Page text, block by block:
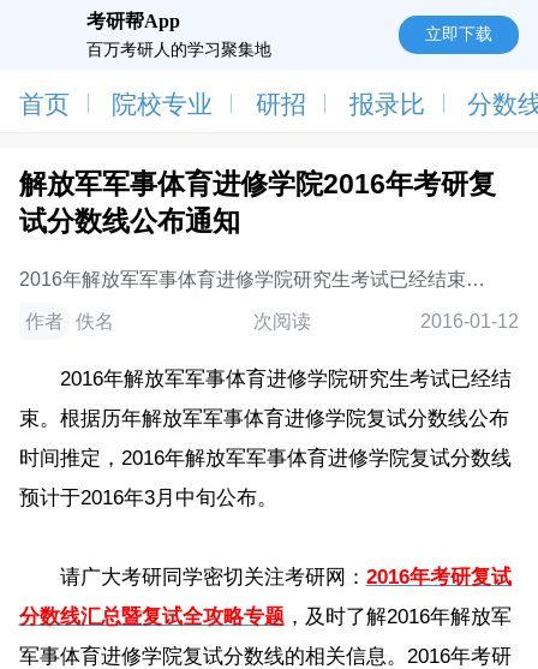
考研帮App
百万考研人的学习聚集地
立即下载
首页 院校专业 研招 报录比 分数
解放军军事体育进修学院2016年考研复
试分数线公布通知
2016年解放军军事体育进修学院研究生考试已经结束。
根据历年解放军军事体育进修学院复试分数线公布时间
推定，2016年解放军军事体育进修学院复试分
作者 佚名 次阅读 2016-01-12
2016年解放军军事体育进修学院研究生考试已经结
束。根据历年解放军军事体育进修学院复试分数线公布
时间推定，2016年解放军军事体育进修学院复试分数线
预计于2016年3月中旬公布。
请广大考研同学密切关注考研网： 2016年考研复试
分数线汇总暨复试全攻略专题，及时了解2016年解放军
军事体育进修学院复试分数线的相关信息。2016年考研